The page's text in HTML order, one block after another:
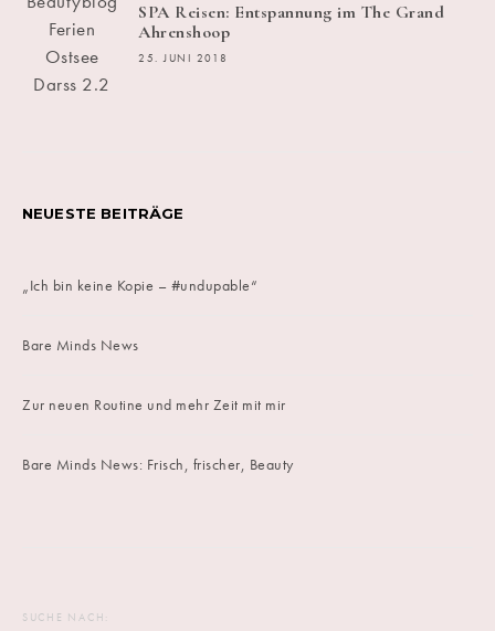
SPA Reisen: Entspannung im The Grand
Ahrenshoop
25. JUNI 2018
NEUESTE BEITRÄGE
„Ich bin keine Kopie – #undupable“
Bare Minds News
Zur neuen Routine und mehr Zeit mit mir
Bare Minds News: Frisch, frischer, Beauty
SUCHE NACH: